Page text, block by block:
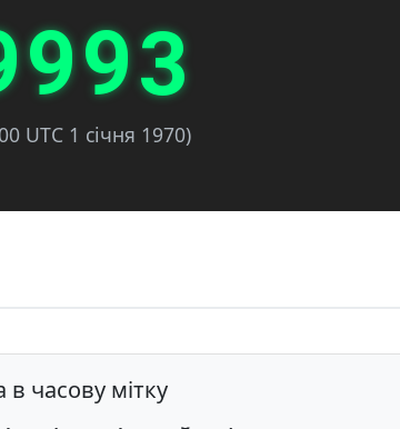
UTC 1 січня 1970)
в часову мітку